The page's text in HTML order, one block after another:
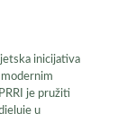
inicijativa
je pružiti
u